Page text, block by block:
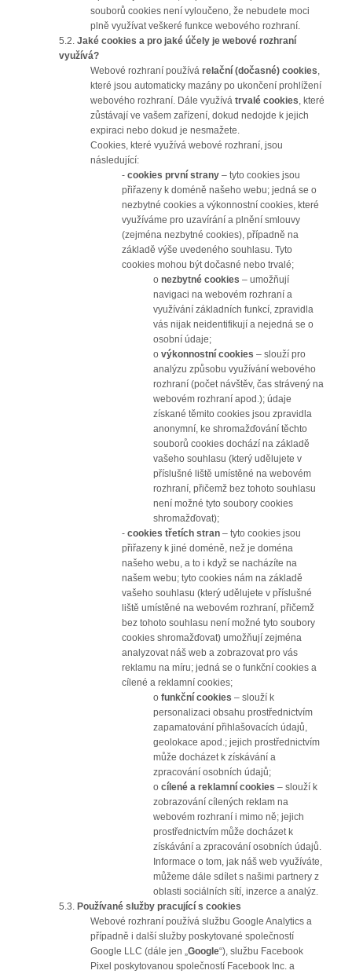
souborů cookies není vyloučeno, že nebudete moci
plně využívat veškeré funkce webového rozhraní.
5.2. Jaké cookies a pro jaké účely je webové rozhraní
využívá?
Webové rozhraní používá relační (dočasné) cookies,
které jsou automaticky mazány po ukončení prohlížení
webového rozhraní. Dále využívá trvalé cookies, které
zůstávají ve vašem zařízení, dokud nedojde k jejich
expiraci nebo dokud je nesmažete.
Cookies, které využívá webové rozhraní, jsou
následující:
- cookies první strany – tyto cookies jsou
přiřazeny k doméně našeho webu; jedná se o
nezbytné cookies a výkonnostní cookies, které
využíváme pro uzavírání a plnění smlouvy
(zejména nezbytné cookies), případně na
základě výše uvedeného souhlasu. Tyto
cookies mohou být dočasné nebo trvalé;
o nezbytné cookies – umožňují
navigaci na webovém rozhraní a
využívání základních funkcí, zpravidla
vás nijak neidentifikují a nejedná se o
osobní údaje;
o výkonnostní cookies – slouží pro
analýzu způsobu využívání webového
rozhraní (počet návštěv, čas strávený na
webovém rozhraní apod.); údaje
získané těmito cookies jsou zpravidla
anonymní, ke shromažďování těchto
souborů cookies dochází na základě
vašeho souhlasu (který udělujete v
příslušné liště umístěné na webovém
rozhraní, přičemž bez tohoto souhlasu
není možné tyto soubory cookies
shromažďovat);
- cookies třetích stran – tyto cookies jsou
přiřazeny k jiné doméně, než je doména
našeho webu, a to i když se nacházíte na
našem webu; tyto cookies nám na základě
vašeho souhlasu (který udělujete v příslušné
liště umístěné na webovém rozhraní, přičemž
bez tohoto souhlasu není možné tyto soubory
cookies shromažďovat) umožňují zejména
analyzovat náš web a zobrazovat pro vás
reklamu na míru; jedná se o funkční cookies a
cílené a reklamní cookies;
o funkční cookies – slouží k
personalizaci obsahu prostřednictvím
zapamatování přihlašovacích údajů,
geolokace apod.; jejich prostřednictvím
může docházet k získávání a
zpracování osobních údajů;
o cílené a reklamní cookies – slouží k
zobrazování cílených reklam na
webovém rozhraní i mimo ně; jejich
prostřednictvím může docházet k
získávání a zpracování osobních údajů.
Informace o tom, jak náš web využíváte,
můžeme dále sdílet s našimi partnery z
oblasti sociálních sítí, inzerce a analýz.
5.3. Používané služby pracující s cookies
Webové rozhraní používá službu Google Analytics a
případně i další služby poskytované společností
Google LLC (dále jen „Google“), službu Facebook
Pixel poskytovanou společností Facebook Inc. a